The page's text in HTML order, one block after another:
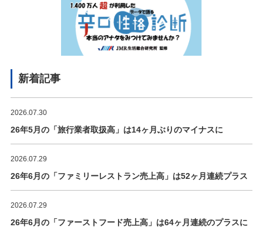
新着記事
2026.07.30
26年5月の「旅行業者取扱高」は14ヶ月ぶりのマイナスに
2026.07.29
26年6月の「ファミリーレストラン売上高」は52ヶ月連続プラス
2026.07.29
26年6月の「ファーストフード売上高」は64ヶ月連続のプラスに